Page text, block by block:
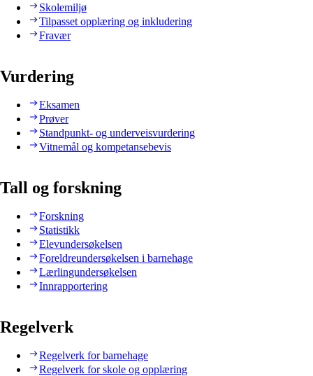
Skolemiljø
Tilpasset opplæring og inkludering
Fravær
Vurdering
Eksamen
Prøver
Standpunkt- og underveisvurdering
Vitnemål og kompetansebevis
Tall og forskning
Forskning
Statistikk
Elevundersøkelsen
Foreldreundersøkelsen i barnehage
Lærlingundersøkelsen
Innrapportering
Regelverk
Regelverk for barnehage
Regelverk for skole og opplæring